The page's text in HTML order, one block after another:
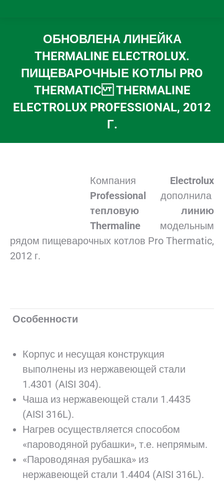
ОБНОВЛЕНА ЛИНЕЙКА
THERMALINE ELECTROLUX.
ПИЩЕВАРОЧНЫЕ КОТЛЫ PRO
THERMATIC THERMALINE
ELECTROLUX PROFESSIONAL, 2012
Г.
Вы здесь:
Компания Electrolux
Professional дополнила
тепловую линию
Thermaline модельным
рядом пищеварочных котлов Pro Thermatic,
2012 г.
Особенности
Корпус и несущая конструкция
выполнены из нержавеющей стали
1.4301 (AISI 304).
Чаша из нержавеющей стали 1.4435
(AISI 316L).
Нагрев осуществляется способом
«пароводяной рубашки», т.е. непрямым.
«Пароводяная рубашка» из
нержавеющей стали 1.4404 (AISI 316L).